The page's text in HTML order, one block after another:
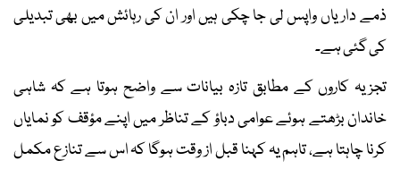
ذمے داریاں واپس لی جا چکی ہیں اور ان کی رہائش میں بھی تبدیلی
کی گئی ہے۔
تجزیہ کاروں کے مطابق تازہ بیانات سے واضح ہوتا ہے کہ شاہی
خاندان بڑھتے ہوئے عوامی دباؤ کے تناظر میں اپنے مؤقف کو نمایاں
کرنا چاہتا ہے، تاہم یہ کہنا قبل از وقت ہوگا کہ اس سے تنازع مکمل